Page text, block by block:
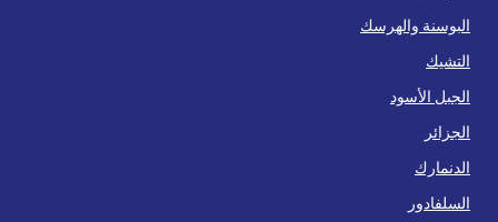
البوسنة والهرسك
التشيك
الجبل الأسود
الجزائر
الدنمارك
السلفادور